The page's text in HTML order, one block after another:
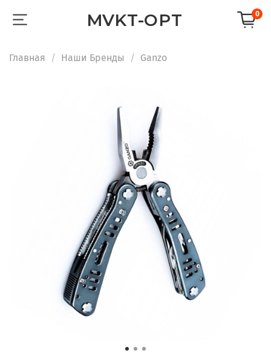
MVKT-OPT 0
Главная Наши Бренды Ganzo